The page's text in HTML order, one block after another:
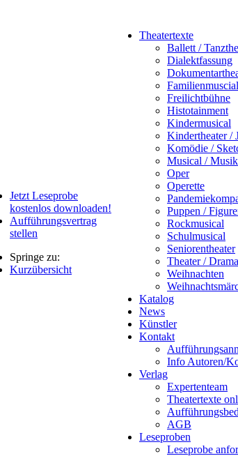
Theatertexte
Ballett /
Dialektfassung
Familienmuscial
Freilichtbühne
Histotainment
Kindermusical
Kindertheater /
Komödie /
Musical /
Oper
Operette
Puppen /
Rockmusical
Schulmusical
Seniorentheater
Theater / Drama
Weihnachten
Katalog
News
Künstler
Kontakt
Info Autoren/
Verlag
Expertenteam
Theatertexte
AGB
Leseproben
Leseprobe
Jetzt Leseprobe
kostenlos downloaden!
Aufführungsvertrag
stellen
Springe zu:
Kurzübersicht